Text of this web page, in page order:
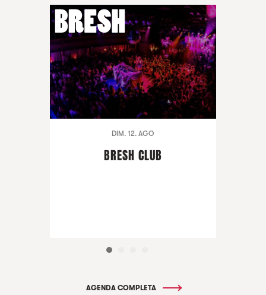
DIM. 12. AGO
BRESH CLUB
AGENDA COMPLETA